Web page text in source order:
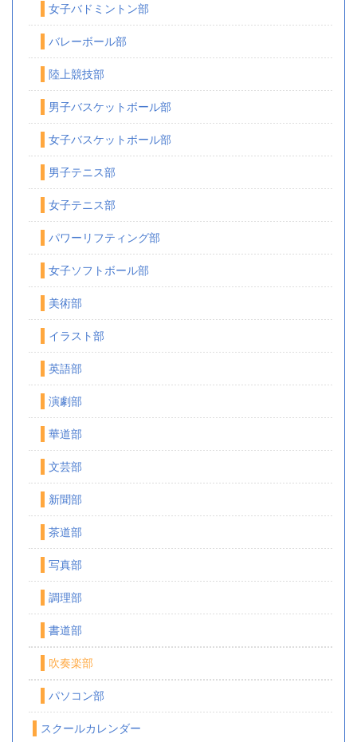
女子バドミントン部
バレーボール部
陸上競技部
男子バスケットボール部
女子バスケットボール部
男子テニス部
女子テニス部
パワーリフティング部
女子ソフトボール部
美術部
イラスト部
英語部
演劇部
華道部
文芸部
新聞部
茶道部
写真部
調理部
書道部
吹奏楽部
パソコン部
スクールカレンダー